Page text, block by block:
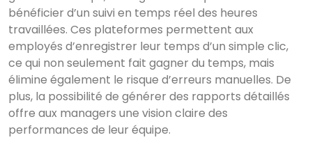
Commencez à écrire
pour voir les résultats.
bénéficier d’un suivi en temps réel des heures
travaillées. Ces plateformes permettent aux
employés d’enregistrer leur temps d’un simple clic,
ce qui non seulement fait gagner du temps, mais
élimine également le risque d’erreurs manuelles. De
plus, la possibilité de générer des rapports détaillés
offre aux managers une vision claire des
performances de leur équipe.